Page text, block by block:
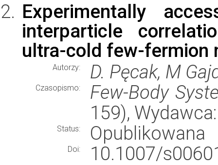
Experimentally
interparticle
ultra-cold few-fermion
Autorzy: D. Pęcak, M
Czasopismo:
Few-Body
159),
Status: Opublikowana
Doi:
10.1007/